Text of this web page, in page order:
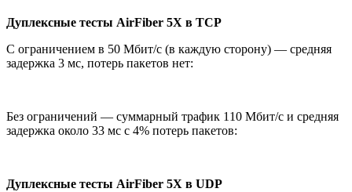
Дуплексные тесты AirFiber 5X в TCP
С ограничением в 50 Мбит/c (в каждую сторону) — средняя
задержка 3 мс, потерь пакетов нет:
Без ограничений — суммарный трафик 110 Мбит/с и средняя
задержка около 33 мс с 4% потерь пакетов:
Дуплексные тесты AirFiber 5X в UDP